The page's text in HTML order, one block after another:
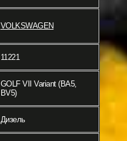
VOLKSWAGEN
11221
GOLF VII Variant (BA5,
BV5)
Дизель